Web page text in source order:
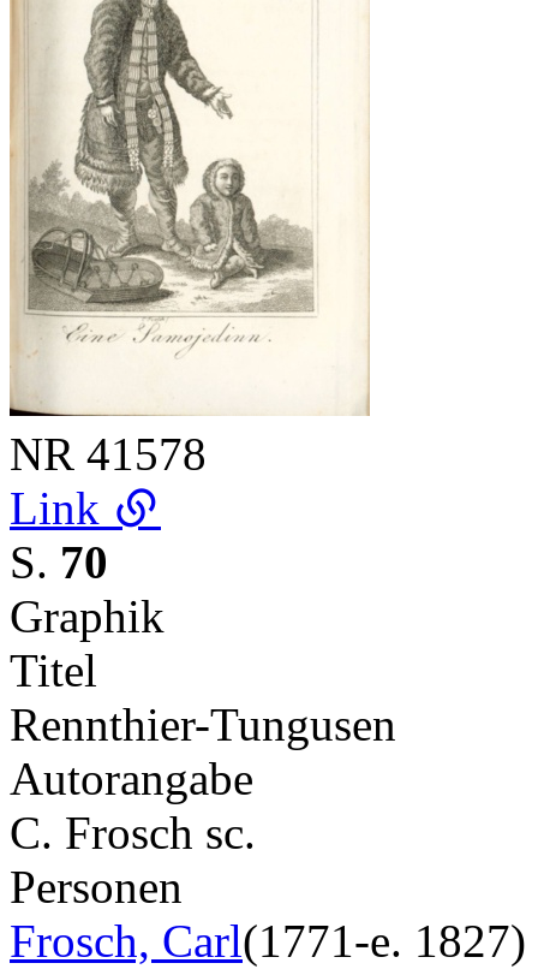
NR 41578
Link
S. 70
Graphik
Titel
Rennthier-Tungusen
Autorangabe
C. Frosch sc.
Personen
Frosch, Carl(1771-e. 1827)